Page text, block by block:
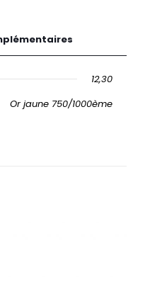
12,30
Or jaune 750/1000ème